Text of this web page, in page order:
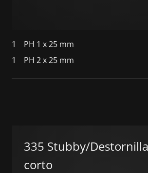
1 PH 1 x 25 mm
1
PH 2 x 25 mm
335 Stubby/
corto